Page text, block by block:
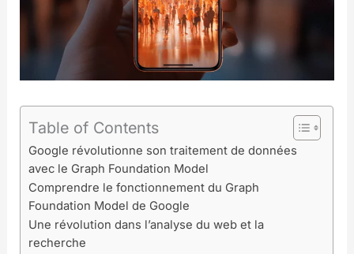
Table of Contents
Google révolutionne son traitement de données
avec le Graph Foundation Model
Comprendre le fonctionnement du Graph
Foundation Model de Google
Une révolution dans l’analyse du web et la
recherche